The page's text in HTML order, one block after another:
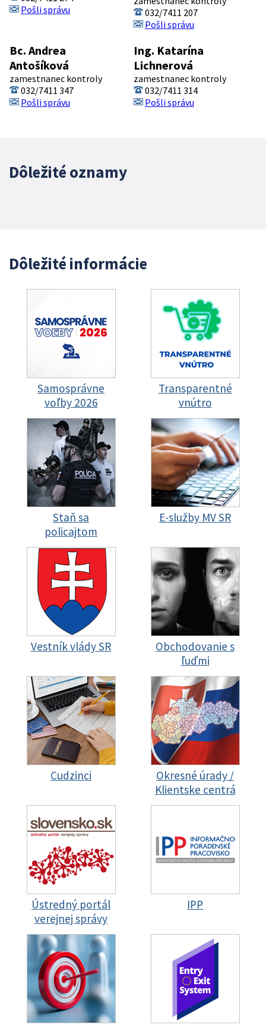
Pošli správu
032/7411 207
Pošli správu
Bc. Andrea
Antošíková
zamestnanec kontroly
032/7411 347
Pošli správu
Ing. Katarína
Lichnerová
zamestnanec kontroly
032/7411 314
Pošli správu
Dôležité oznamy
Dôležité informácie
Samosprávne
voľby 2026
Transparentné
vnútro
Staň sa
policajtom
E-služby MV SR
Vestník vlády SR
Obchodovanie s
ľuďmi
Cudzinci
Okresné úrady /
Klientske centrá
Ústredný portál
verejnej správy
IPP